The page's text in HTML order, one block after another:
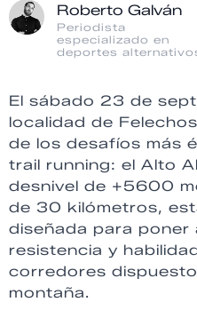
Roberto Galván
Periodista
especializado en
deportes
El sábado 23 de
localidad de
de los desafíos más
trail running: el Alto
desnivel de +5600
de 30 kilómetros,
diseñada para poner
resistencia y
corredores
montaña.